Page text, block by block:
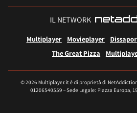
IL NETWORK
Multiplayer Movieplayer
The Great Pizza
© 2026 Multiplayer.it è di proprietà di NetAddiction
01206540559 – Sede Legale: Piazza Europa,